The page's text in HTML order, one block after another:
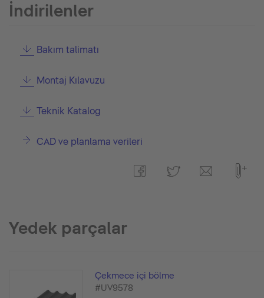
İndirilenler
Bakım talimatı
Montaj Kılavuzu
Teknik Katalog
CAD ve planlama verileri
Yedek parçalar
Çekmece içi bölme
#UV9578